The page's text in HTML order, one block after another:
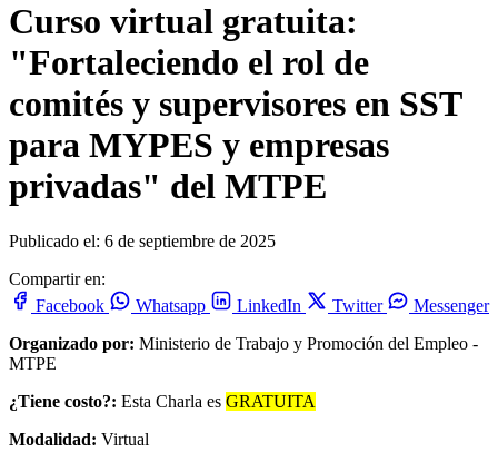
Curso virtual gratuita:
"Fortaleciendo el rol de
comités y supervisores en SST
para MYPES y empresas
privadas" del MTPE
Publicado el: 6 de septiembre de 2025
Compartir en:
Facebook
Whatsapp LinkedIn Twitter
Messenger
Organizado por: Ministerio de Trabajo y Promoción del Empleo -
MTPE
¿Tiene costo?: Esta Charla es GRATUITA
Modalidad: Virtual